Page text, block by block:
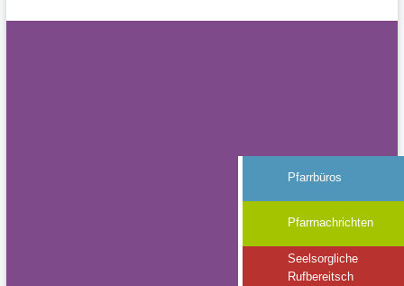
Pfarrbüros
Pfarrnachrichten
Seelsorgliche
Rufbereitsch